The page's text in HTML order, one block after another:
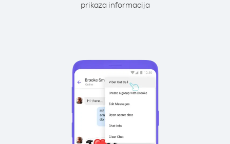
prikaza informacija